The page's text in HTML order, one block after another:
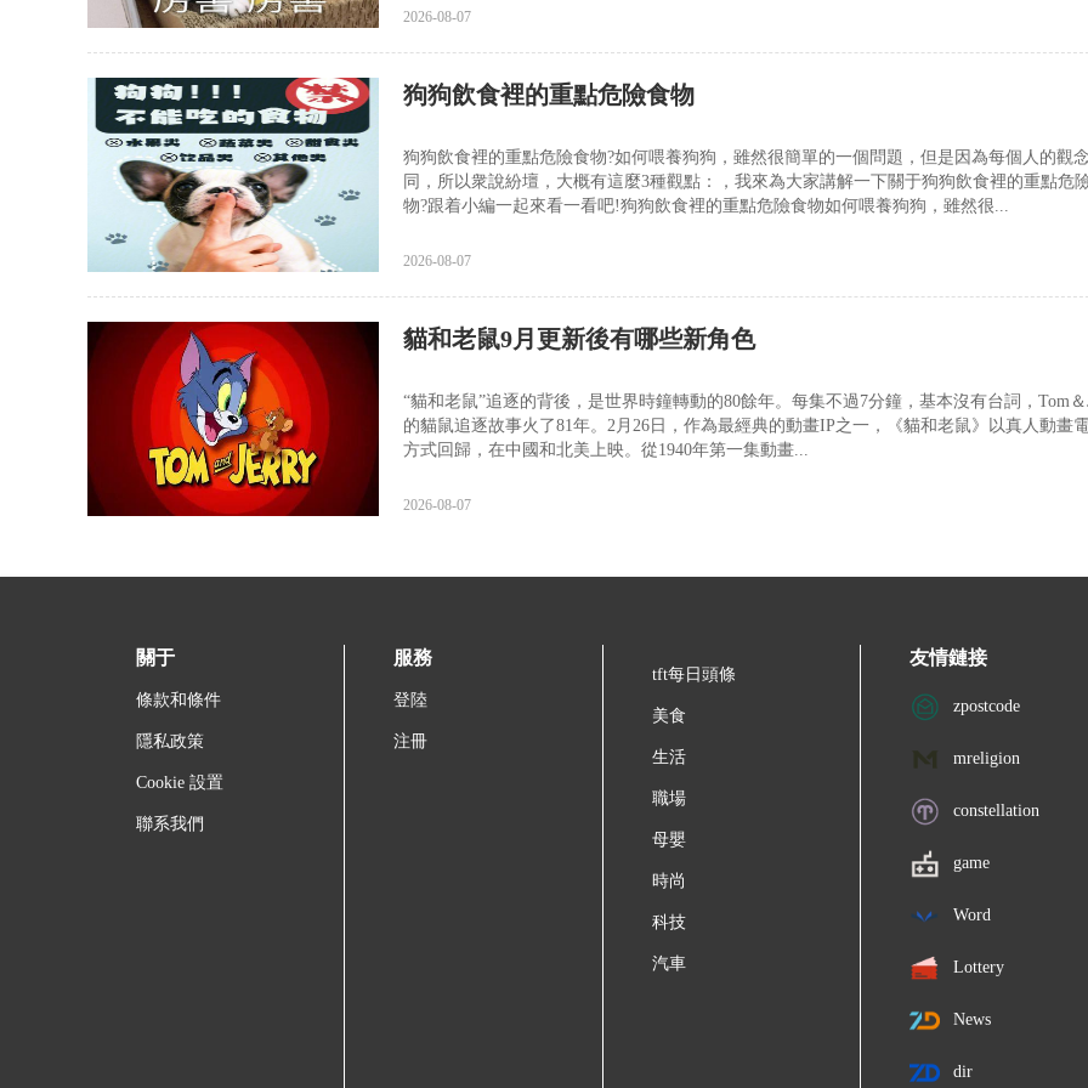
2026-08-07
狗狗飲食裡的重點危險食物
狗狗飲食裡的重點危險食物?如何喂養狗狗，雖然很簡單的一個問題，但是因為每個人的觀
同，所以衆說紛壇，大概有這麼3種觀點：，我來為大家講解一下關于狗狗飲食裡的重點危
物?跟着小編一起來看一看吧!狗狗飲食裡的重點危險食物如何喂養狗狗，雖然很...
2026-08-07
貓和老鼠9月更新後有哪些新角色
“貓和老鼠”追逐的背後，是世界時鐘轉動的80餘年。每集不過7分鐘，基本沒有台詞，Tom＆
的貓鼠追逐故事火了81年。2月26日，作為最經典的動畫IP之一，《貓和老鼠》以真人動畫
方式回歸，在中國和北美上映。從1940年第一集動畫...
2026-08-07
關于
條款和條件
隱私政策
Cookie 設置
聯系我們
服務
登陸
注冊
tft每日頭條
美食
生活
職場
母嬰
時尚
科技
汽車
友情鏈接
zpostcode
mreligion
constellation
game
Word
Lottery
News
dir